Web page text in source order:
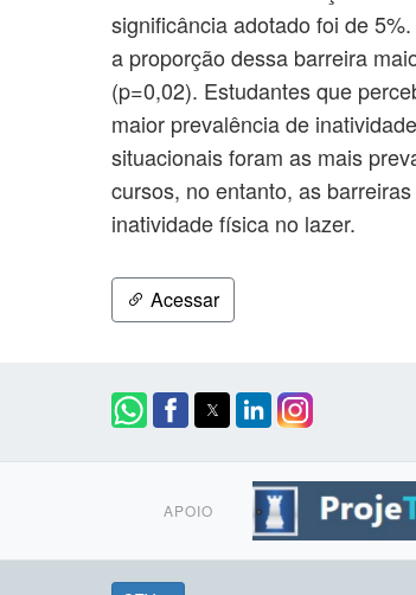
significância adotado foi de
a proporção dessa barreira
(p=0,02). Estudantes que
maior prevalência de
situacionais foram as mais
cursos, no entanto, as
inatividade física no lazer.
Acessar
APOIO